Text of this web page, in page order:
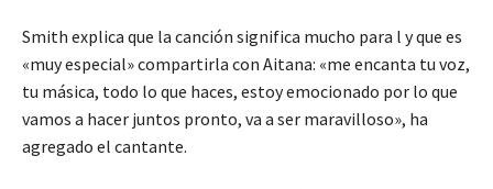
Smith explica que la canción significa mucho para l y que es
«muy especial» compartirla con Aitana: «me encanta tu voz,
tu másica, todo lo que haces, estoy emocionado por lo que
vamos a hacer juntos pronto, va a ser maravilloso», ha
agregado el cantante.